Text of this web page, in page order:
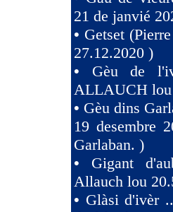
21 de janvié
• Getset
27.12.2020 )
• Gèu de
ALLAUCH lou
• Gèu dins
19 desembre
Garlaban. )
• Gigant
Allauch lou
• Glàsi d'ivèr